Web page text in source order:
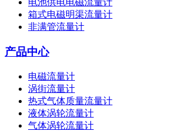
电池供电电磁流量计
箱式电磁明渠流量计
非满管流量计
产品中心
电磁流量计
涡街流量计
热式气体质量流量计
液体涡轮流量计
气体涡轮流量计